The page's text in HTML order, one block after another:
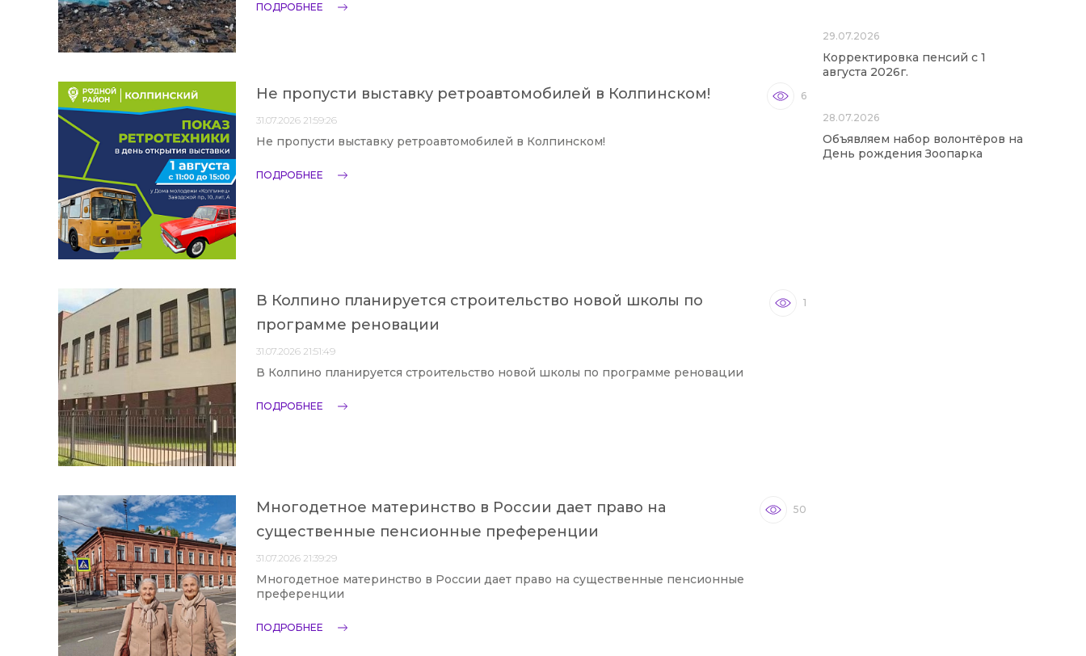
ПОДРОБНЕЕ
Не пропусти выставку ретроавтомобилей в Колпинском!
31.07.2026 21:59:26
Не пропусти выставку ретроавтомобилей в Колпинском!
ПОДРОБНЕЕ
6
В Колпино планируется строительство новой школы по
программе реновации
31.07.2026 21:51:49
В Колпино планируется строительство новой школы по программе реновации
ПОДРОБНЕЕ
1
Многодетное материнство в России дает право на
существенные пенсионные преференции
31.07.2026 21:39:29
Многодетное материнство в России дает право на существенные пенсионные
преференции
ПОДРОБНЕЕ
50
29.07.2026
Корректировка пенсий с 1
августа 2026г.
28.07.2026
Объявляем набор волонтёров на
День рождения Зоопарка